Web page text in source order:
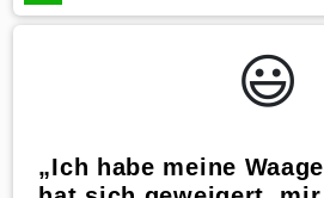
WhatsApp
😃️
„Ich habe meine